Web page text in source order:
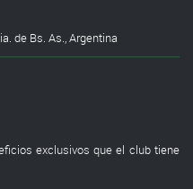
de Bs. As., Argentina
exclusivos que el club tiene